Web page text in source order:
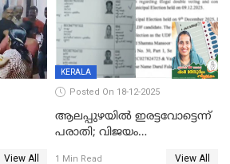
View All
KERALA
Posted On 18-12-2025
ആലപ്പുഴയിൽ ഇരട്ടവോട്ടെന്ന്
പരാതി; വിജയം
1 Min Read View All